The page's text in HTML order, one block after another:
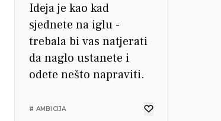
Ideja je kao kad
sjednete na iglu -
trebala bi vas natjerati
da naglo ustanete i
odete nešto napraviti.
# AMBICIJA